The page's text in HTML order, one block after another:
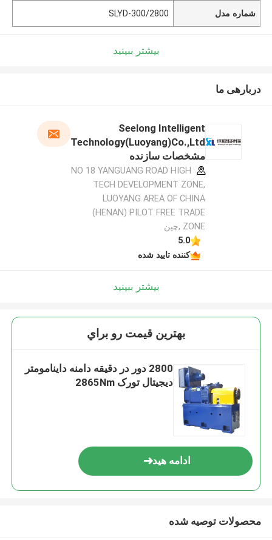
شماره مدل SLYD-300/2800
بیشتر ببینید
دربارهی ما
Seelong Intelligent
Technology(Luoyang)Co.,Ltd
مشخصات سازنده
NO 18 YANGUANG ROAD HIGH
TECH DEVELOPMENT ZONE,
LUOYANG AREA OF CHINA
(HENAN) PILOT FREE TRADE
ZONE ,چین
5.0
کننده تایید شده
بیشتر ببینید
بهترين قيمت رو براي
2800 دور در دقیقه دامنه داینامومتر
دیجیتال تورک 2865Nm
ادامه هید
محصولات توصیه شده